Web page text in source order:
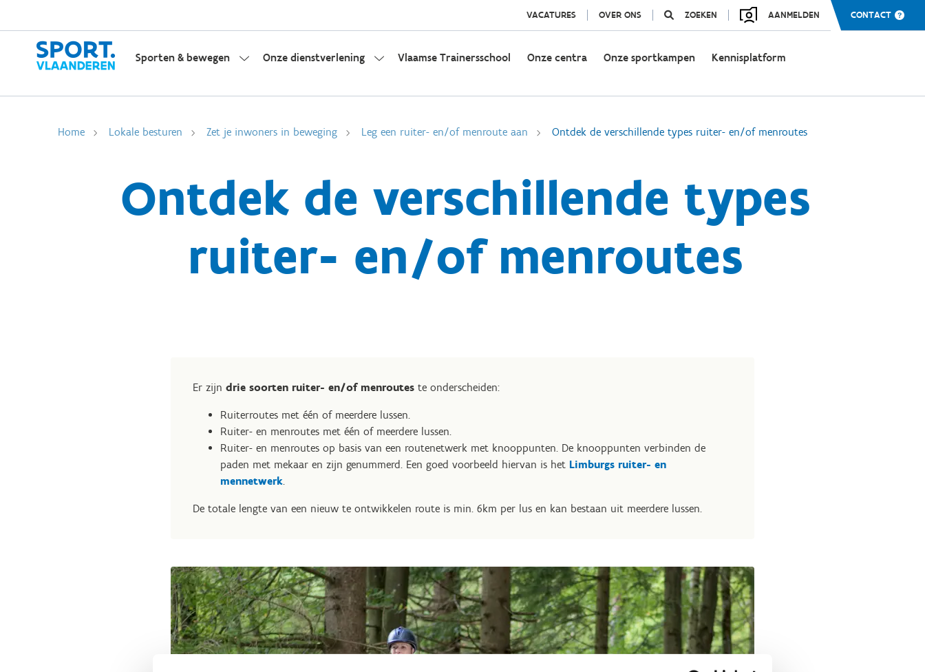
VACATURES OVER ONS ZOEKEN AANMELDEN CONTACT
Sporten & bewegen Onze dienstverlening Vlaamse Trainersschool Onze centra Onze sportkampen Kennisplatform
Home Lokale besturen Zet je inwoners in beweging Leg een ruiter- en/of menroute aan Ontdek de verschillende types ruiter- en/of menroutes
Ontdek de verschillende types
ruiter- en/of menroutes
Er zijn drie soorten ruiter- en/of menroutes te onderscheiden:
Ruiterroutes met één of meerdere lussen.
Ruiter- en menroutes met één of meerdere lussen.
Ruiter- en menroutes op basis van een routenetwerk met knooppunten. De knooppunten verbinden de
paden met mekaar en zijn genummerd. Een goed voorbeeld hiervan is het Limburgs ruiter- en
mennetwerk.
De totale lengte van een nieuw te ontwikkelen route is min. 6km per lus en kan bestaan uit meerdere lussen.